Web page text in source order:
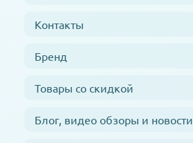
Контакты
Бренд
Товары со скидкой
Блог, видео обзоры и новости